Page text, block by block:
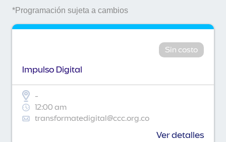
*Programación sujeta a cambios
Sin costo
Impulso Digital
-
12:00 am
transformatedigital@ccc.org.co
Ver detalles